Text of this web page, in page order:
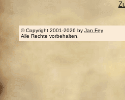
© Copyright 2001-2026 by Jan Fey
Alle Rechte vorbehalten.